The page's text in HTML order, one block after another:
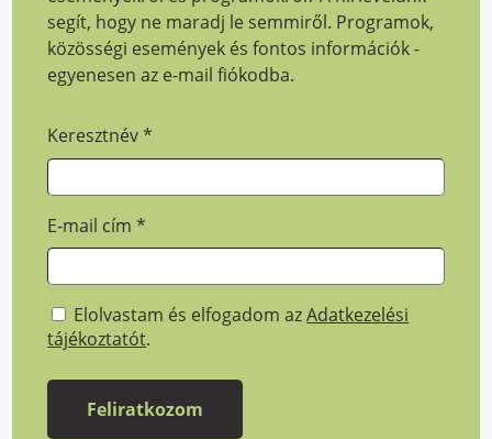
segít, hogy ne maradj le semmiről. Programok,
közösségi események és fontos információk -
egyenesen az e-mail fiókodba.
Keresztnév*
E-mail cím*
Elolvastam és elfogadom azAdatkezelési
tájékoztatót.